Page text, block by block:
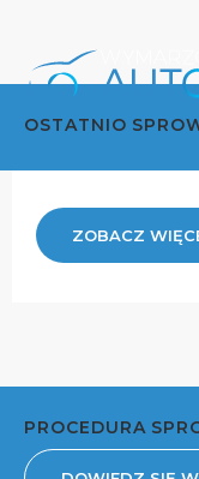
OSTATNIO
ZOBACZ
PROCEDURA